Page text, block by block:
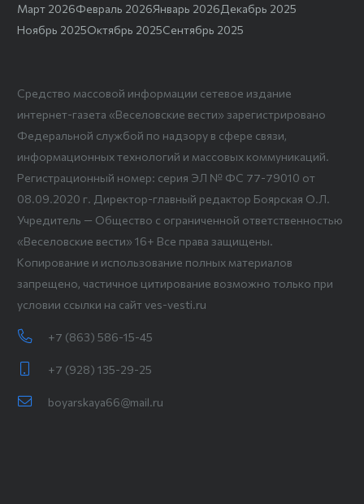
Март 2026Февраль 2026Январь 2026Декабрь 2025
Ноябрь 2025Октябрь 2025Сентябрь 2025
Средство массовой информации сетевое издание
интернет-газета «Веселовские вести» зарегистрировано
Федеральной службой по надзору в сфере связи,
информационных технологий и массовых коммуникаций.
Регистрационный номер: серия ЭЛ № ФС 77-79010 от
08.09.2020 г. Директор-главный редактор Боярская О.Л.
Учредитель — Общество с ограниченной ответственностью
«Веселовские вести» 16+ Все права защищены.
Копирование и использование полных материалов
запрещено, частичное цитирование возможно только при
условии ссылки на сайт ves-vesti.ru
+7 (863) 586-15-45
+7 (928) 135-29-25
boyarskaya66@mail.ru